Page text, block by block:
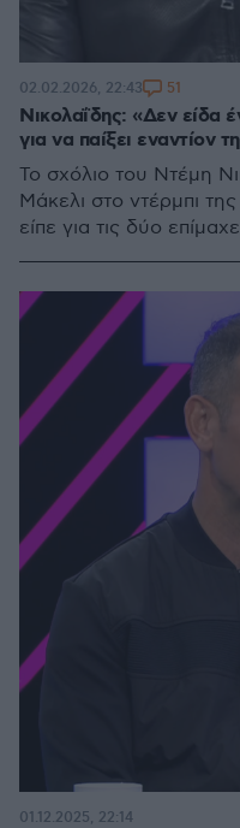
Νικολαΐδης: «Δεν είδα
για να παίξει εναντίον
Το σχόλιο του Ντέμη
Μάκελι στο ντέρμπι
είπε για τις δύο
02.02.2026, 22:43 51
01.12.2025, 22:14